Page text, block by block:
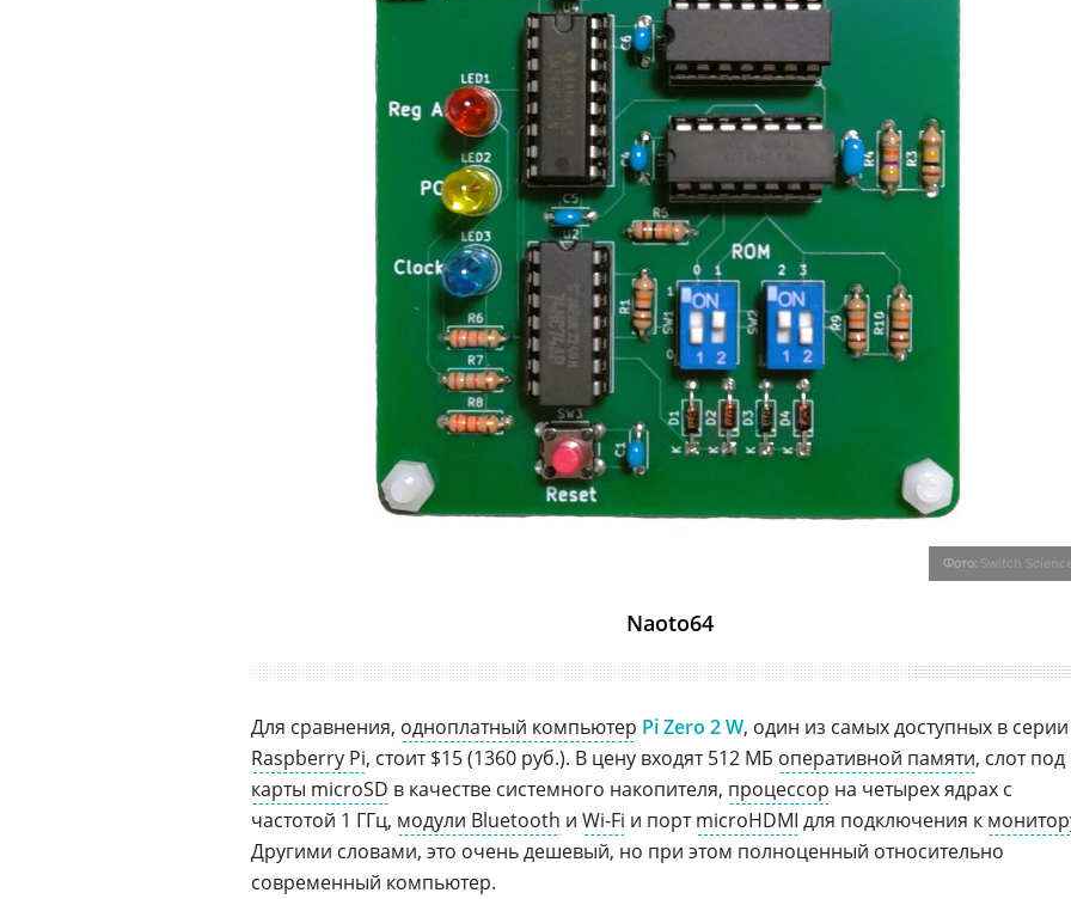
Фото: Switch Science
Naoto64
Для сравнения, одноплатный компьютер Pi Zero 2 W, один из самых доступных в серии
Raspberry Pi, стоит $15 (1360 руб.). В цену входят 512 МБ оперативной памяти, слот под
карты microSD в качестве системного накопителя, процессор на четырех ядрах с
частотой 1 ГГц, модули Bluetooth и Wi-Fi и портmicroHDMI для подключения к
Другими словами, это очень дешевый, но при этом полноценный относительно
современный компьютер.